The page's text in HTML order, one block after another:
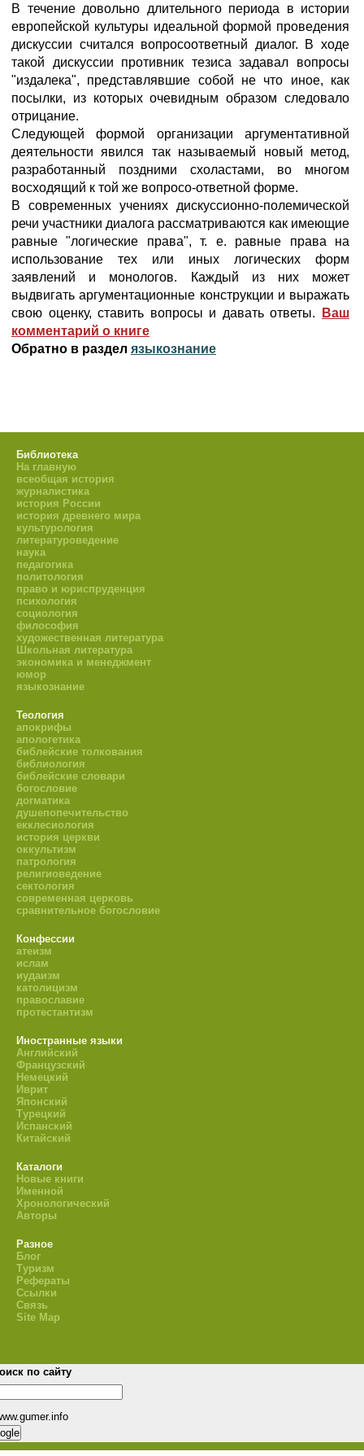
В течение довольно длительного периода в истории
европейской культуры идеальной формой проведения
дискуссии считался вопросоответный диалог. В ходе
такой дискуссии противник тезиса задавал вопросы
"издалека", представлявшие собой не что иное, как
посылки, из которых очевидным образом следовало
отрицание.
Следующей формой организации аргументативной
деятельности явился так называемый новый метод,
разработанный поздними схоластами, во многом
восходящий к той же вопросо-ответной форме.
В современных учениях дискуссионно-полемической
речи участники диалога рассматриваются как имеющие
равные "логические права", т. е. равные права на
использование тех или иных логических форм
заявлений и монологов. Каждый из них может
выдвигать аргументационные конструкции и выражать
свою оценку, ставить вопросы и давать ответы.
Ваш
комментарий о книге
Обратно в раздел языкознание
Библиотека
На главную
всеобщая история
журналистика
история России
история древнего мира
культурология
литературоведение
наука
педагогика
политология
право и юриспруденция
психология
социология
философия
художественная литература
Школьная литература
экономика и менеджмент
юмор
языкознание
Теология
апокрифы
апологетика
библейские толкования
библиология
библейские словари
богословие
догматика
душепопечительство
екклесиология
история церкви
оккультизм
патрология
религиоведение
сектология
современная церковь
сравнительное богословие
Конфессии
атеизм
ислам
иудаизм
католицизм
православие
протестантизм
Иностранные языки
Английский
Французский
Немецкий
Иврит
Японский
Турецкий
Испанский
Китайский
Каталоги
Новые книги
Именной
Хронологический
Авторы
Разное
Блог
Туризм
Рефераты
Ссылки
Связь
Site Map
по сайту